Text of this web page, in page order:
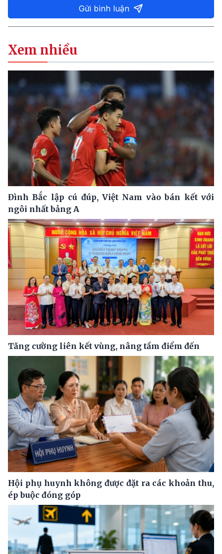
Gửi bình luận
Xem nhiều
Đình Bắc lập cú đúp, Việt Nam vào bán kết với
ngôi nhất bảng A
Tăng cường liên kết vùng, nâng tầm điểm đến
Hội phụ huynh không được đặt ra các khoản thu,
ép buộc đóng góp